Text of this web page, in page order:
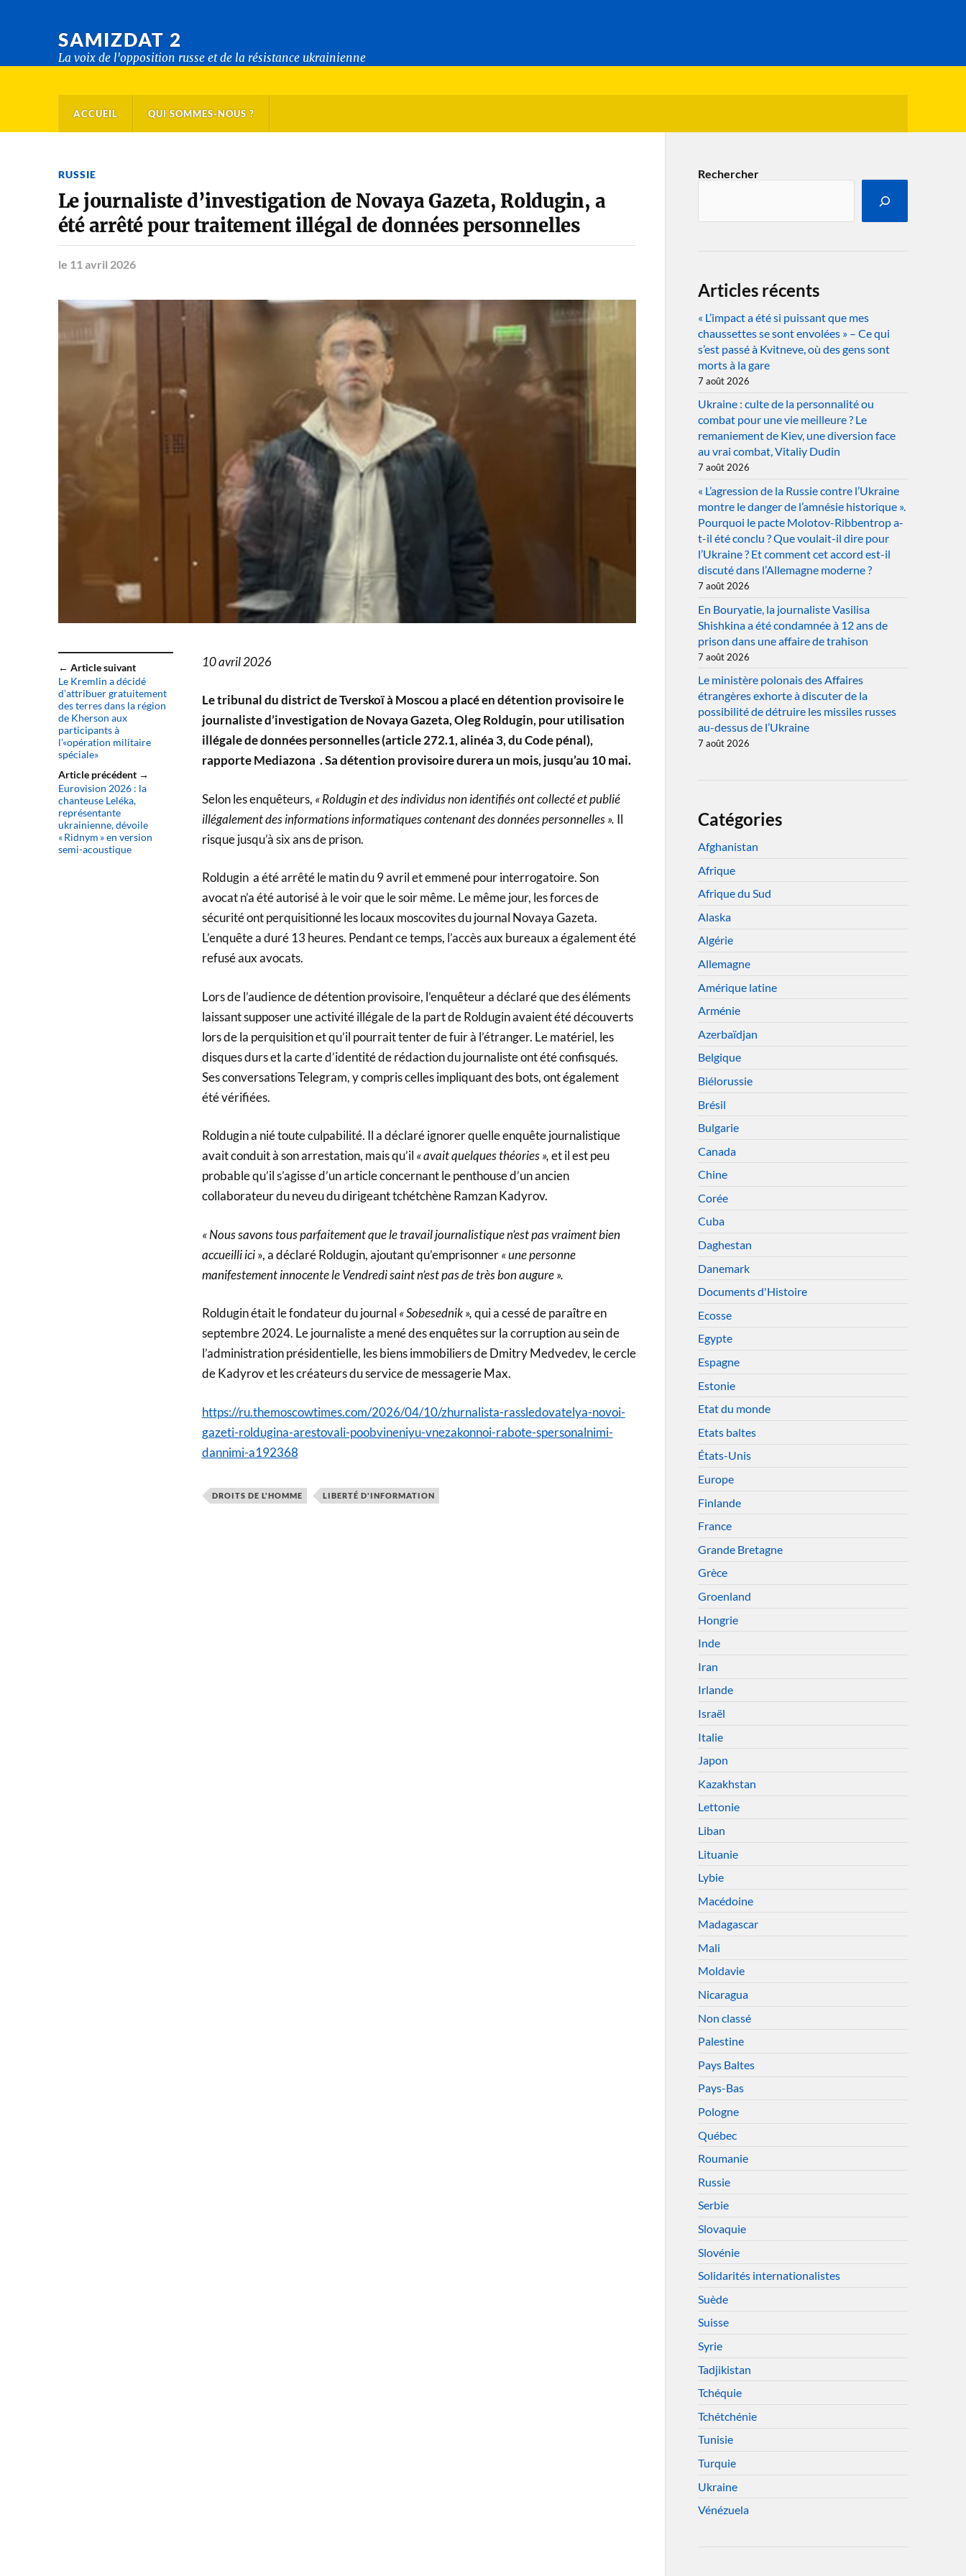
SAMIZDAT 2
La voix de l'opposition russe et de la résistance ukrainienne
ACCUEIL QUI SOMMES-NOUS ?
RUSSIE
Le journaliste d’investigation de Novaya Gazeta, Roldugin, a
été arrêté pour traitement illégal de données personnelles
le 11 avril 2026
← Article suivant
Le Kremlin a décidé
d’attribuer gratuitement
des terres dans la région
de Kherson aux
participants à
l’«opération militaire
spéciale»
Article précédent →
Eurovision 2026 : la
chanteuse Leléka,
représentante
ukrainienne, dévoile
« Ridnym » en version
semi-acoustique
10 avril 2026
Le tribunal du district de Tverskoï à Moscou a placé en détention provisoire le
journaliste d’investigation de Novaya Gazeta, Oleg Roldugin, pour utilisation
illégale de données personnelles (article 272.1, alinéa 3, du Code pénal),
rapporte Mediazona . Sa détention provisoire durera un mois, jusqu’au 10 mai.
Selon les enquêteurs, « Roldugin et des individus non identifiés ont collecté et publié
illégalement des informations informatiques contenant des données personnelles ». Il
risque jusqu’à six ans de prison.
Roldugin a été arrêté le matin du 9 avril et emmené pour interrogatoire. Son
avocat n’a été autorisé à le voir que le soir même. Le même jour, les forces de
sécurité ont perquisitionné les locaux moscovites du journal Novaya Gazeta.
L’enquête a duré 13 heures. Pendant ce temps, l’accès aux bureaux a également été
refusé aux avocats.
Lors de l’audience de détention provisoire, l’enquêteur a déclaré que des éléments
laissant supposer une activité illégale de la part de Roldugin avaient été découverts
lors de la perquisition et qu’il pourrait tenter de fuir à l’étranger. Le matériel, les
disques durs et la carte d’identité de rédaction du journaliste ont été confisqués.
Ses conversations Telegram, y compris celles impliquant des bots, ont également
été vérifiées.
Roldugin a nié toute culpabilité. Il a déclaré ignorer quelle enquête journalistique
avait conduit à son arrestation, mais qu’il « avait quelques théories »,et il est peu
probable qu’il s’agisse d’un article concernant le penthouse d’un ancien
collaborateur du neveu du dirigeant tchétchène Ramzan Kadyrov.
« Nous savons tous parfaitement que le travail journalistique n’est pas vraiment bien
accueilli ici», a déclaré Roldugin, ajoutant qu’emprisonner« une personne
manifestement innocente le Vendredi saint n’est pas de très bon augure ».
Roldugin était le fondateur du journal « Sobesednik »,qui a cessé de paraître en
septembre 2024. Le journaliste a mené des enquêtes sur la corruption au sein de
l’administration présidentielle, les biens immobiliers de Dmitry Medvedev, le cercle
de Kadyrov et les créateurs du service de messagerie Max.
https://ru.themoscowtimes.com/2026/04/10/zhurnalista-rassledovatelya-novoi-
gazeti-roldugina-arestovali-poobvineniyu-vnezakonnoi-rabote-spersonalnimi-
dannimi-a192368
DROITS DE L'HOMME LIBERTÉ D'INFORMATION
Rechercher
Articles récents
« L’impact a été si puissant que mes
chaussettes se sont envolées » – Ce qui
s’est passé à Kvitneve, où des gens sont
morts à la gare
7 août 2026
Ukraine : culte de la personnalité ou
combat pour une vie meilleure ? Le
remaniement de Kiev, une diversion face
au vrai combat, Vitaliy Dudin
7 août 2026
« L’agression de la Russie contre l’Ukraine
montre le danger de l’amnésie historique ».
Pourquoi le pacte Molotov-Ribbentrop a-
t-il été conclu ? Que voulait-il dire pour
l’Ukraine ? Et comment cet accord est-il
discuté dans l’Allemagne moderne ?
7 août 2026
En Bouryatie, la journaliste Vasilisa
Shishkina a été condamnée à 12 ans de
prison dans une affaire de trahison
7 août 2026
Le ministère polonais des Affaires
étrangères exhorte à discuter de la
possibilité de détruire les missiles russes
au-dessus de l’Ukraine
7 août 2026
Catégories
Afghanistan
Afrique
Afrique du Sud
Alaska
Algérie
Allemagne
Amérique latine
Arménie
Azerbaïdjan
Belgique
Biélorussie
Brésil
Bulgarie
Canada
Chine
Corée
Cuba
Daghestan
Danemark
Documents d'Histoire
Ecosse
Egypte
Espagne
Estonie
Etat du monde
Etats baltes
États-Unis
Europe
Finlande
France
Grande Bretagne
Grèce
Groenland
Hongrie
Inde
Iran
Irlande
Israël
Italie
Japon
Kazakhstan
Lettonie
Liban
Lituanie
Lybie
Macédoine
Madagascar
Mali
Moldavie
Nicaragua
Non classé
Palestine
Pays Baltes
Pays-Bas
Pologne
Québec
Roumanie
Russie
Serbie
Slovaquie
Slovénie
Solidarités internationalistes
Suède
Suisse
Syrie
Tadjikistan
Tchéquie
Tchétchénie
Tunisie
Turquie
Ukraine
Vénézuela